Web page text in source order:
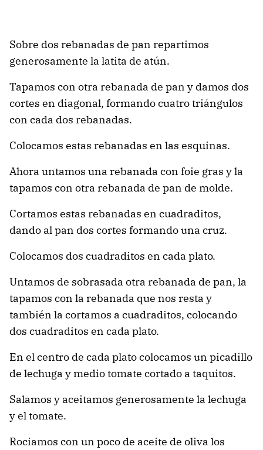
Sobre dos rebanadas de pan repartimos
generosamente la latita de atún.
Tapamos con otra rebanada de pan y damos dos
cortes en diagonal, formando cuatro triángulos
con cada dos rebanadas.
Colocamos estas rebanadas en las esquinas.
Ahora untamos una rebanada con foie gras y la
tapamos con otra rebanada de pan de molde.
Cortamos estas rebanadas en cuadraditos,
dando al pan dos cortes formando una cruz.
Colocamos dos cuadraditos en cada plato.
Untamos de sobrasada otra rebanada de pan, la
tapamos con la rebanada que nos resta y
también la cortamos a cuadraditos, colocando
dos cuadraditos en cada plato.
En el centro de cada plato colocamos un picadillo
de lechuga y medio tomate cortado a taquitos.
Salamos y aceitamos generosamente la lechuga
y el tomate.
Rociamos con un poco de aceite de oliva los